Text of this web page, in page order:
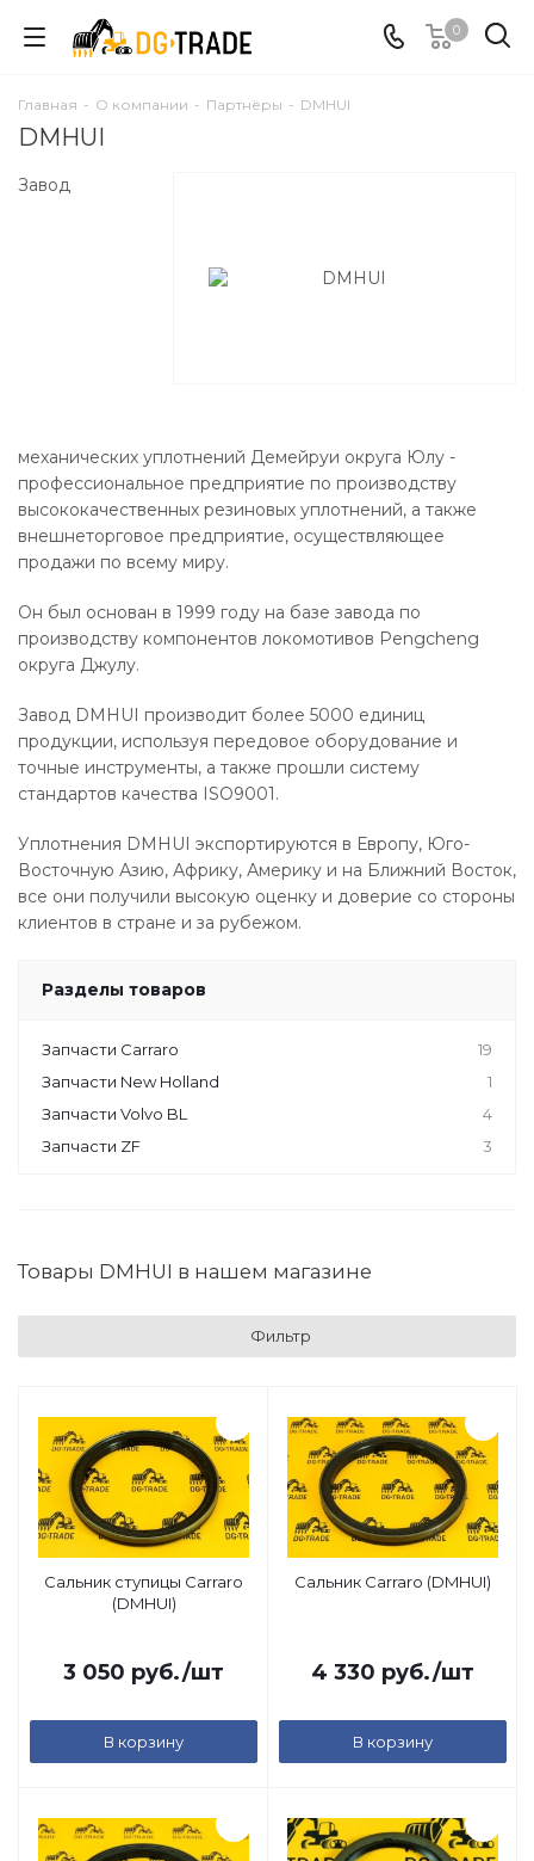
0
Главная - О компании - Партнёры - DMHUI
DMHUI
Завод
механических уплотнений Демейруи округа Юлу -
профессиональное предприятие по производству
высококачественных резиновых уплотнений, а также
внешнеторговое предприятие, осуществляющее
продажи по всему миру.
Он был основан в 1999 году на базе завода по
производству компонентов локомотивов Pengcheng
округа Джулу.
Завод DMHUI производит более 5000 единиц
продукции, используя передовое оборудование и
точные инструменты, а также прошли систему
стандартов качества ISO9001.
Уплотнения DMHUI экспортируются в Европу, Юго-
Восточную Азию, Африку, Америку и на Ближний Восток,
все они получили высокую оценку и доверие со стороны
клиентов в стране и за рубежом.
Разделы товаров
Запчасти Carraro
19
Запчасти New Holland
1
Запчасти Volvo BL
4
Запчасти ZF
3
Товары DMHUI в нашем магазине
Фильтр
Сальник ступицы Carraro
(DMHUI)
3 050 руб./шт
В корзину
Сальник Carraro (DMHUI)
4 330 руб./шт
В корзину